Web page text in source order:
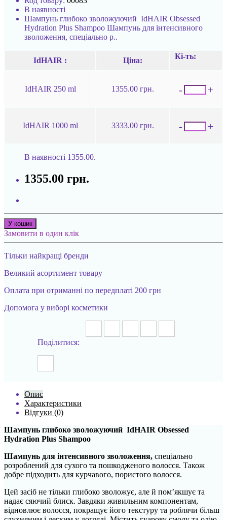
В наявності
Шампунь глибоко зволожуючий IdHAIR Obsessed
Hydration Plus Shampoo Шампунь для інтенсивного
зволоження, спеціально р..
IdHAIR : Ціна:
Кі-ть:
IdHAIR 250 ml 1355.00 грн. - +
IdHAIR 1000 ml 3333.00 грн. - +
В наявності 1355.00.
1355.00 грн.
У кошик
Замовити в один клік
Тільки найкращі бренди
Великий асортимент товару
Оплата при отриманні по передплаті 200 грн
Допомога у виборі косметики
Поділитися:
Опис
Характеристики
Відгуки (0)
Шампунь глибоко зволожуючий IdHAIR Obsessed
Hydration Plus Shampoo
Шампунь для інтенсивного зволоження, спеціально
розроблений для сухого та пошкодженого волосся. Також
добре підходить для курчавого, пористого волосся.
Цей засіб не тільки глибоко зволожує, але й пом’якшує та
надає сяючий блиск. Завдяки живильним компонентам,
відновлює волосся, покращує його текстуру та роблячи більш